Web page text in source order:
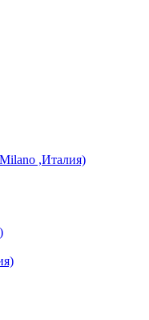
,Италия)